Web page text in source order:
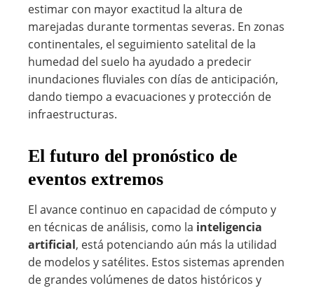
estimar con mayor exactitud la altura de
marejadas durante tormentas severas. En zonas
continentales, el seguimiento satelital de la
humedad del suelo ha ayudado a predecir
inundaciones fluviales con días de anticipación,
dando tiempo a evacuaciones y protección de
infraestructuras.
El futuro del pronóstico de
eventos extremos
El avance continuo en capacidad de cómputo y
en técnicas de análisis, como la inteligencia
artificial, está potenciando aún más la utilidad
de modelos y satélites. Estos sistemas aprenden
de grandes volúmenes de datos históricos y